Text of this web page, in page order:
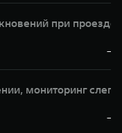
при проезде
—
мониторинг
—